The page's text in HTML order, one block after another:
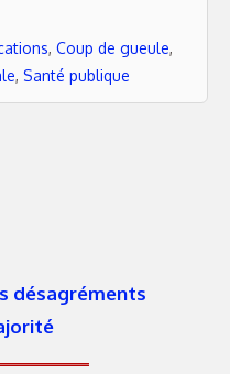
, Coup de gueule,
, Santé publique
désagréments